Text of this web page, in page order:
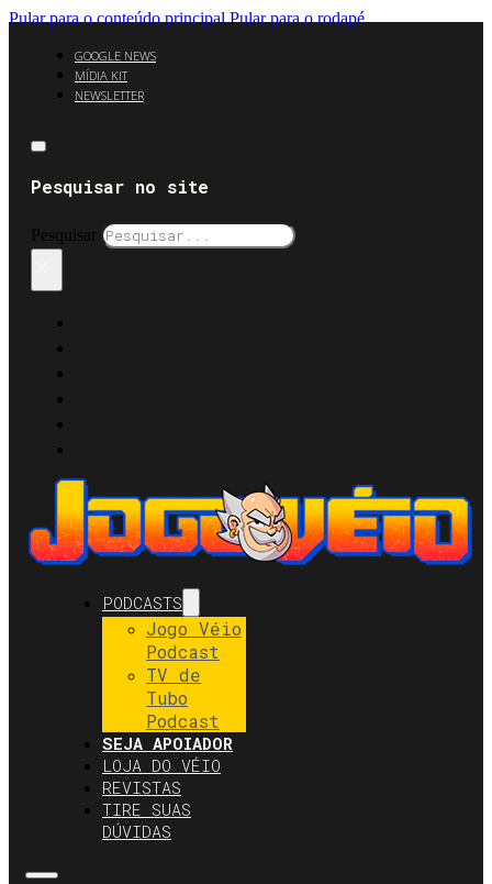
Pular para o conteúdo principal Pular para o rodapé
GOOGLE NEWS
MÍDIA KIT
NEWSLETTER
Pesquisar no site
Pesquisar
PODCASTS
Jogo Véio
Podcast
TV de
Tubo
Podcast
SEJA APOIADOR
LOJA DO VÉIO
REVISTAS
TIRE SUAS
DÚVIDAS